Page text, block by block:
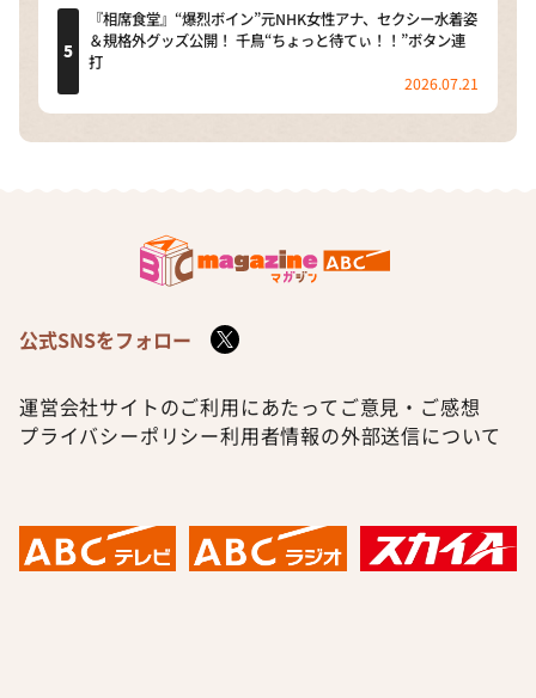
『相席食堂』“爆烈ボイン”元NHK女性アナ、セクシー水着姿
＆規格外グッズ公開！ 千鳥“ちょっと待てぃ！！”ボタン連
打
2026.07.21
公式SNSをフォロー
運営会社サイトのご利用にあたって ご意見・ご感想
プライバシーポリシー利用者情報の外部送信について